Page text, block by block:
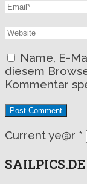
Name, E-
diesem
Kommentar
Current ye@r *
SAILPICS.DE